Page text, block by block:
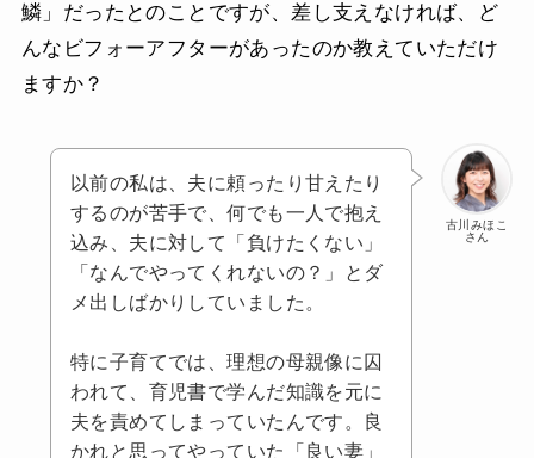
鱗」だったとのことですが、差し支えなければ、ど
んなビフォーアフターがあったのか教えていただけ
ますか？
古川みほこ
さん
以前の私は、夫に頼ったり甘えたり
するのが苦手で、何でも一人で抱え
込み、夫に対して「負けたくない」
「なんでやってくれないの？」とダ
メ出しばかりしていました。
特に子育てでは、理想の母親像に囚
われて、育児書で学んだ知識を元に
夫を責めてしまっていたんです。良
かれと思ってやっていた「良い妻」